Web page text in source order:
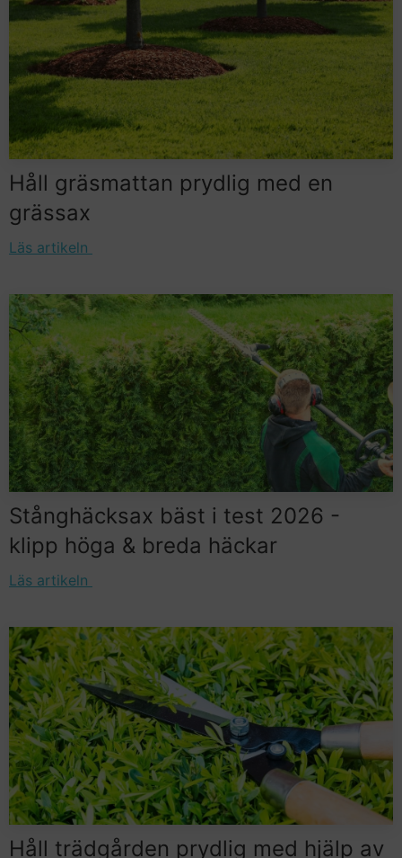
Håll gräsmattan prydlig med en
grässax
Läs artikeln
Stånghäcksax bäst i test 2026 -
klipp höga & breda häckar
Läs artikeln
Håll trädgården prydlig med hjälp av